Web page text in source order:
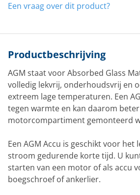
Een vraag over dit product?
Productbeschrijving
AGM staat voor Absorbed Glass
volledig lekvrij, onderhoudsvrij en
extreem lage temperaturen. Een
tegen warmte en kan daarom
motorcompartiment gemonteerd
Een AGM Accu is geschikt voor het
stroom gedurende korte tijd. U
starten van een motor of als accu
boegschroef of ankerlier.